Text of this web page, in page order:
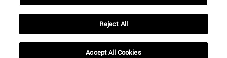
Reject All
Accept All Cookies